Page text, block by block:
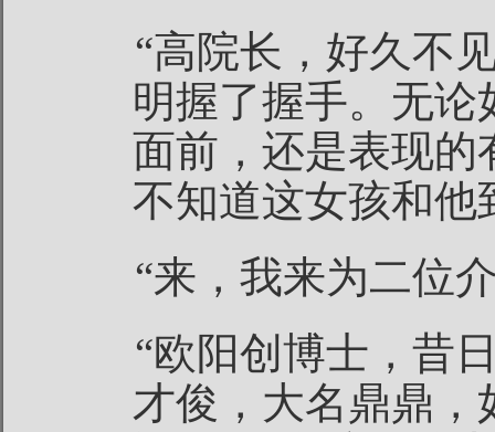
“高院长，好久不
明握了握手。无
面前，还是表现的
不知道这女孩和他
“来，我来为二位
“欧阳创博士，昔
才俊，大名鼎鼎